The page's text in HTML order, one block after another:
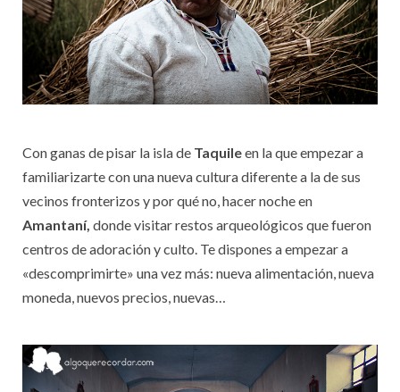
Con ganas de pisar la isla de Taquileen la que empezar a
familiarizarte con una nueva cultura diferente a la de sus
vecinos fronterizos y por qué no, hacer noche en
Amantaní, donde visitar restos arqueológicos que fueron
centros de adoración y culto. Te dispones a empezar a
«descomprimirte» una vez más: nueva alimentación, nueva
moneda, nuevos precios, nuevas…